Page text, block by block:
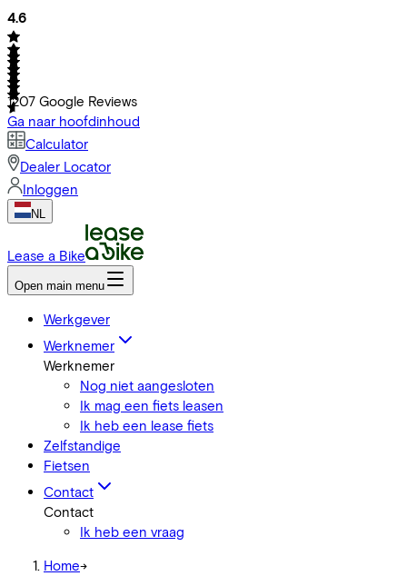
4.6
1207 Google Reviews
Ga naar hoofdinhoud
Calculator
Dealer Locator
Inloggen
NL
Lease a Bike
Open main menu
Werkgever
Werknemer
Werknemer
Nog niet aangesloten
Ik mag een fiets leasen
Ik heb een lease fiets
Zelfstandige
Fietsen
Contact
Contact
Ik heb een vraag
Home->